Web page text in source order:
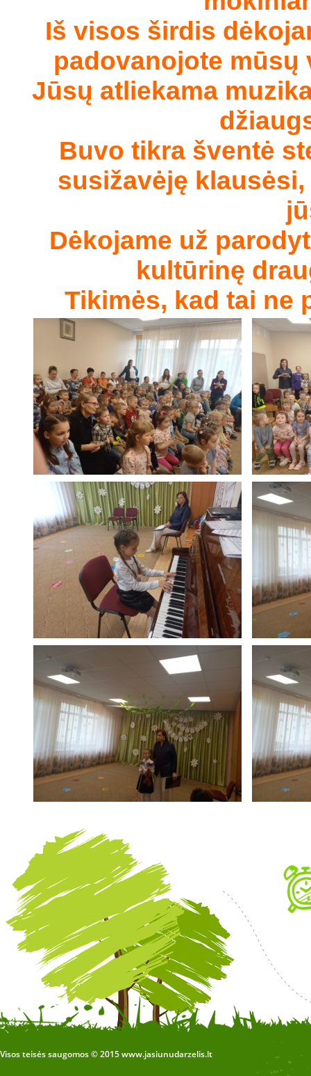
Iš visos širdis
padovanojote mūsų
Jūsų atliekama
Buvo tikra šventė
susižavėję
Dėkojame už
kultūrinę
Tikimės, kad tai ne
Visos teisės saugomos © 2015 www.jasiunudarzelis.lt